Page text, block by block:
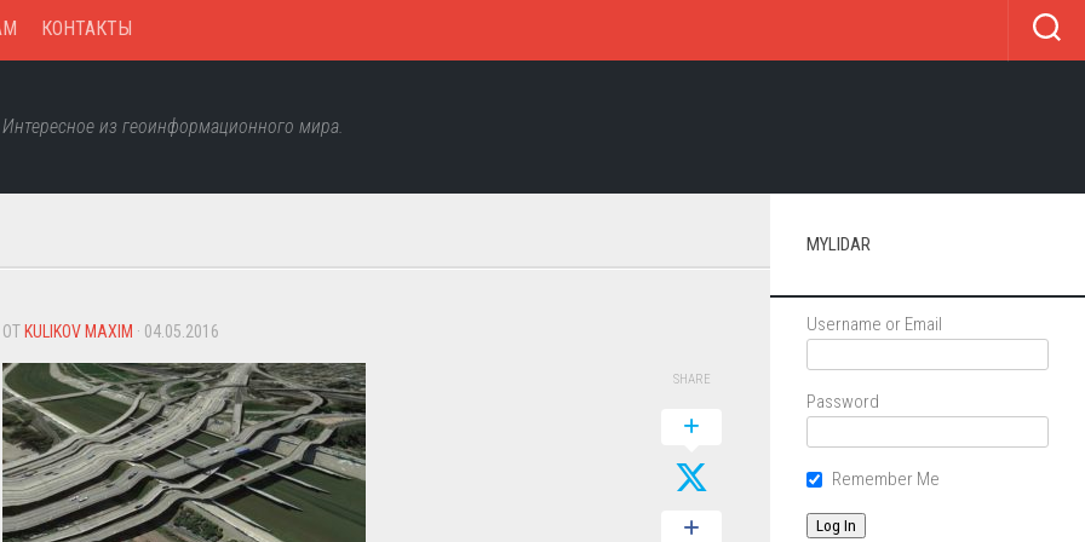
КОНТАКТЫ
Интересное из геоинформационного мира.
ОТ KULIKOV MAXIM · 04.05.2016
SHARE
MYLIDAR
Username or Email
Password
Remember Me